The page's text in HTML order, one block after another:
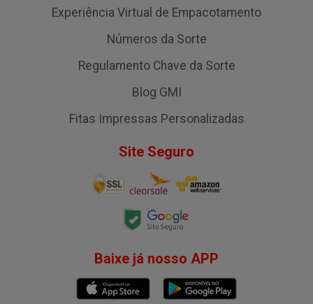
Experiência Virtual de Empacotamento
Números da Sorte
Regulamento Chave da Sorte
Blog GMI
Fitas Impressas Personalizadas
Site Seguro
Baixe já nosso APP